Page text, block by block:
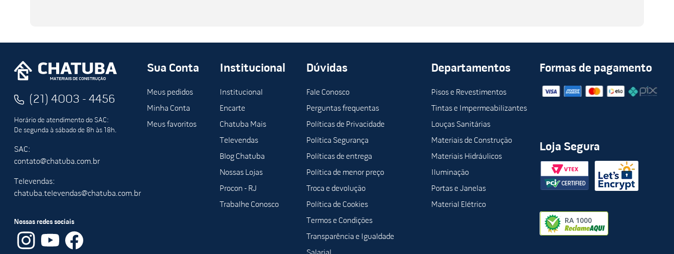
(21) 4003 - 4456
Horário de atendimento do SAC:
De segunda à sábado de 8h às 18h.
SAC:
contato@chatuba.com.br
Televendas:
chatuba.televendas@chatuba.com.br
Nossas redes sociais
Sua Conta
Meus pedidos
Minha Conta
Meus favoritos
Institucional
Institucional
Encarte
Chatuba Mais
Televendas
Blog Chatuba
Nossas Lojas
Procon - RJ
Trabalhe Conosco
Dúvidas
Fale Conosco
Perguntas frequentas
Políticas de Privacidade
Política Segurança
Políticas de entrega
Política de menor preço
Troca e devolução
Política de Cookies
Termos e Condições
Transparência e Igualdade
Departamentos
Pisos e Revestimentos
Tintas e Impermeabilizantes
Louças Sanitárias
Materiais de Construção
Materiais Hidráulicos
Iluminação
Portas e Janelas
Material Elétrico
Formas de pagamento
Loja Segura